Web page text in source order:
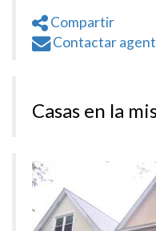
Compartir
Contactar
Casas en la